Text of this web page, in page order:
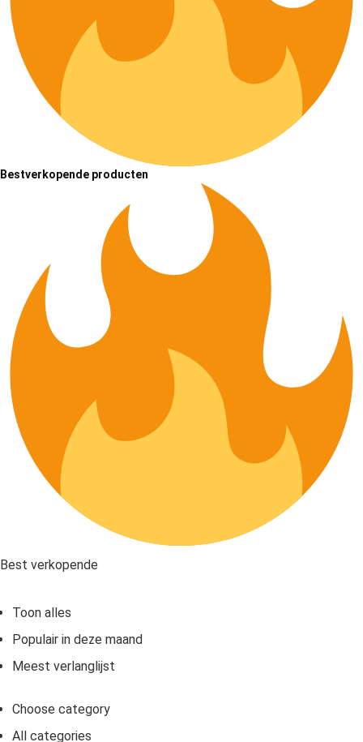
Bestverkopende producten
Best verkopende
Toon alles
Populair in deze maand
Meest verlanglijst
Choose category
All categories